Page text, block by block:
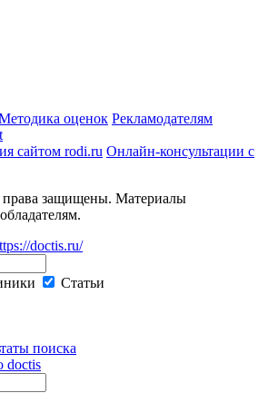
оценок Рекламодателям
сайтом rodi.ru Онлайн-консультации с
защищены. Материалы
doctis.ru/
Статьи
поиска